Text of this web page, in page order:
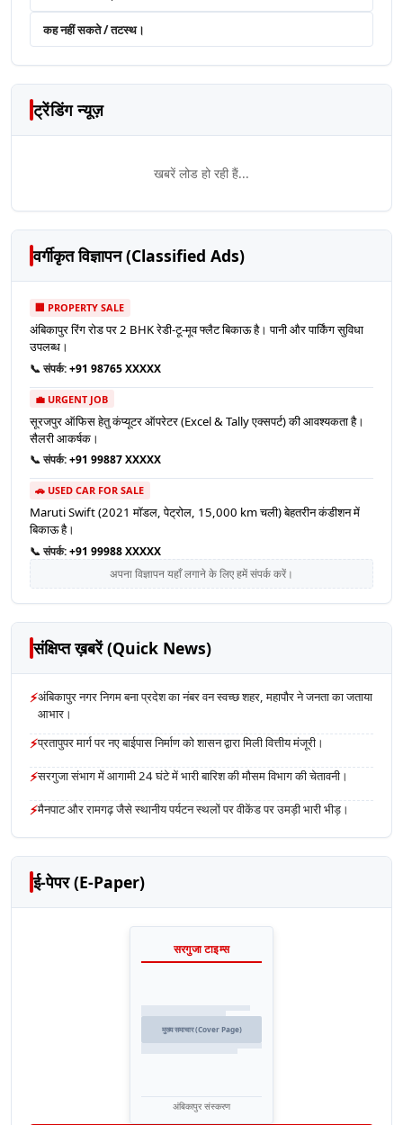
कह नहीं सकते / तटस्थ।
ट्रेंडिंग न्यूज़
खबरें लोड हो रही हैं...
वर्गीकृत विज्ञापन (Classified Ads)
🏢 PROPERTY SALE
अंबिकापुर रिंग रोड पर 2 BHK रेडी-टू-मूव फ्लैट बिकाऊ है। पानी और पार्किंग सुविधा
उपलब्ध।
📞 संपर्क:+91 98765 XXXXX
💼 URGENT JOB
सूरजपुर ऑफिस हेतु कंप्यूटर ऑपरेटर (Excel & Tally एक्सपर्ट) की आवश्यकता है।
सैलरी आकर्षक।
📞 संपर्क:+91 99887 XXXXX
🚗 USED CAR FOR SALE
Maruti Swift (2021 मॉडल, पेट्रोल, 15,000 km चली) बेहतरीन कंडीशन में
बिकाऊ है।
📞 संपर्क:+91 99988 XXXXX
अपना विज्ञापन यहाँ लगाने के लिए हमें संपर्क करें।
संक्षिप्त ख़बरें (Quick News)
⚡अंबिकापुर नगर निगम बना प्रदेश का नंबर वन स्वच्छ शहर, महापौर ने जनता का जताया
आभार।
⚡प्रतापुपर मार्ग पर नए बाईपास निर्माण को शासन द्वारा मिली वित्तीय मंजूरी।
⚡सरगुजा संभाग में आगामी 24 घंटे में भारी बारिश की मौसम विभाग की चेतावनी।
⚡मैनपाट और रामगढ़ जैसे स्थानीय पर्यटन स्थलों पर वीकेंड पर उमड़ी भारी भीड़।
ई-पेपर (E-Paper)
सरगुजा टाइम्स
मुख्य समाचार (Cover Page)
अंबिकापुर संस्करण